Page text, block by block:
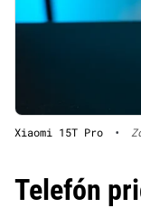
Xiaomi 15T Pro •
Telefón